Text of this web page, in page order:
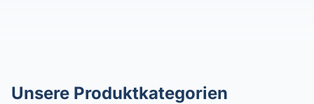
Unsere Produktkategorien